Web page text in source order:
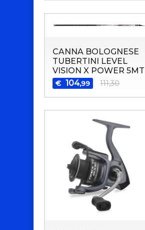
CANNA BOLOGNESE
TUBERTINI LEVEL
VISION X POWER 5MT
€ 104,99 111,30